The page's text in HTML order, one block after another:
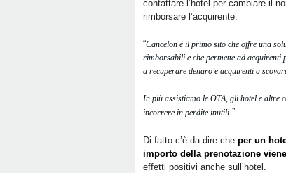
contattare l’hotel per cambiare il
rimborsare l’acquirente.
“Cancelon è il primo sito che offre una
rimborsabili e che permette ad acquirenti
a recuperare denaro e acquirenti a
In più assistiamo le OTA, gli hotel e altre
incorrere in perdite inutili.”
Di fatto c’è da dire che per un
importo della prenotazione
effetti positivi anche sull’hotel.